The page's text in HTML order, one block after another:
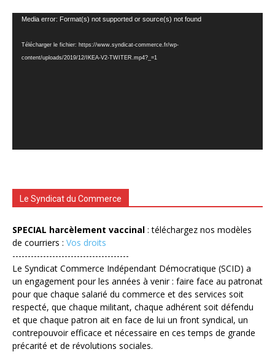
Lecteur
Media error: Format(s) not supported or source(s) not found
Télécharger le fichier: https://www.syndicat-commerce.fr/wp-
content/uploads/2019/12/IKEA-V2-TWITER.mp4?_=1
Le Syndicat du Commerce
SPECIAL harcèlement vaccinal : téléchargez nos modèles
de courriers : Vos droits
--------------------------------------
Le Syndicat Commerce Indépendant Démocratique (SCID) a
un engagement pour les années à venir : faire face au patronat
pour que chaque salarié du commerce et des services soit
respecté, que chaque militant, chaque adhérent soit défendu
et que chaque patron ait en face de lui un front syndical, un
contrepouvoir efficace et nécessaire en ces temps de grande
précarité et de révolutions sociales.